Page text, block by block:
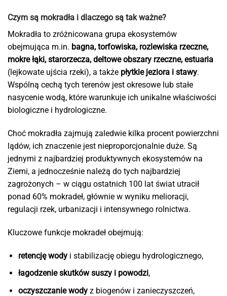
Czym są mokradła i dlaczego są tak ważne?
Mokradła to zróżnicowana grupa ekosystemów
obejmująca m.in. bagna, torfowiska, rozlewiska rzeczne,
mokre łąki, starorzecza, deltowe obszary rzeczne, estuaria
(lejkowate ujścia rzeki), a także płytkie jeziora i stawy.
Wspólną cechą tych terenów jest okresowe lub stałe
nasycenie wodą, które warunkuje ich unikalne właściwości
biologiczne i hydrologiczne.
Choć mokradła zajmują zaledwie kilka procent powierzchni
lądów, ich znaczenie jest nieproporcjonalnie duże. Są
jednymi z najbardziej produktywnych ekosystemów na
Ziemi, a jednocześnie należą do tych najbardziej
zagrożonych – w ciągu ostatnich 100 lat świat utracił
ponad 60% mokradeł, głównie w wyniku melioracji,
regulacji rzek, urbanizacji i intensywnego rolnictwa.
Kluczowe funkcje mokradeł obejmują:
retencję wodyi stabilizację obiegu hydrologicznego,
łagodzenie skutków suszy i powodzi,
oczyszczanie wodyz biogenów i zanieczyszczeń,